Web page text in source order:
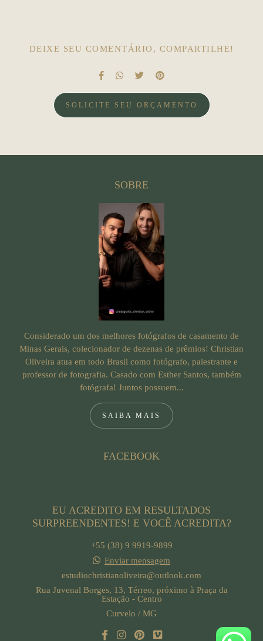
DEIXE SEU COMENTÁRIO, COMPARTILHE!
SOLICITE SEU ORÇAMENTO
SOBRE
Considerado um dos melhores fotógrafos de casamento de
Minas Gerais, colecionador de dezenas de prêmios! Christian
Oliveira atua em todo Brasil como fotógrafo, palestrante e
professor de fotografia. Casado com Esther Santos, também
fotógrafa! Juntos possuem...
SAIBA MAIS
FACEBOOK
EU ACREDITO EM RESULTADOS
SURPREENDENTES! E VOCÊ ACREDITA?
+55 (38) 9 9919-9899
Enviar mensagem
estudiochristianoliveira@outlook.com
Rua Juvenal Borges, 13, Térreo, próximo à Praça da
Estação - Centro
Curvelo / MG